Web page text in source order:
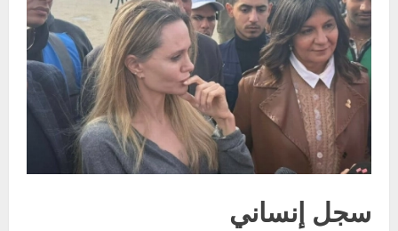
سجل إنساني